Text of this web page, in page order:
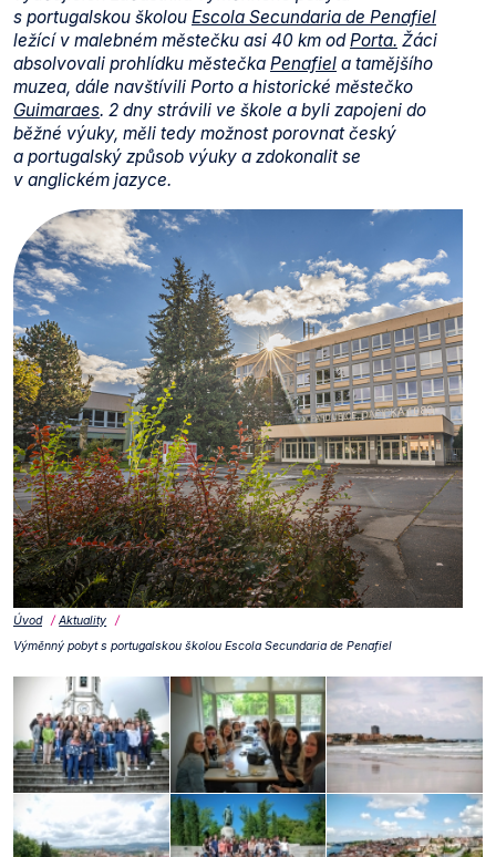
s portugalskou školou Escola Secundaria de Penafiel
ležící v malebném městečku asi 40 km odPorta. Žáci
absolvovali prohlídku městečka Penafiel a tamějšího
muzea, dále navštívili Porto a historické městečko
Guimaraes. 2 dny strávili ve škole a byli zapojeni do
běžné výuky, měli tedy možnost porovnat český
a portugalský způsob výuky a zdokonalit se
v anglickém jazyce.
Úvod
Aktuality
Výměnný pobyt s portugalskou školou Escola Secundaria de Penafiel